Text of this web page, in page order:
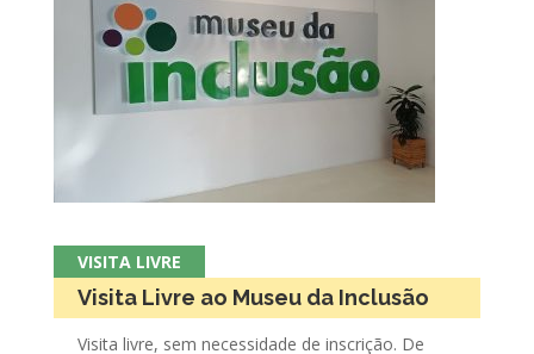
VISITA LIVRE
Visita Livre ao Museu da Inclusão
Visita livre, sem necessidade de inscrição. De